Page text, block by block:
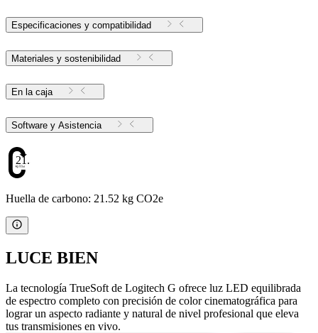
Especificaciones y compatibilidad
Materiales y sostenibilidad
En la caja
Software y Asistencia
21.52
Huella de carbono: 21.52 kg CO2e
LUCE BIEN
La tecnología TrueSoft de Logitech G ofrece luz LED equilibrada
de espectro completo con precisión de color cinematográfica para
lograr un aspecto radiante y natural de nivel profesional que eleva
tus transmisiones en vivo.